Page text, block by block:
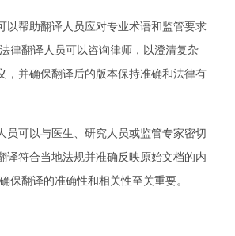
以帮助翻译人员应对专业术语和监管要求
律翻译人员可以咨询律师，以澄清复杂
，并确保翻译后的版本保持准确和法律有
员可以与医生、研究人员或监管专家密切
译符合当地法规并准确反映原始文档的内
保翻译的准确性和相关性至关重要。